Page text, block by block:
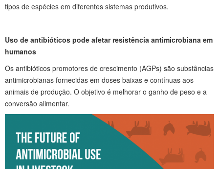
tipos de espécies em diferentes sistemas produtivos.
Uso de antibióticos pode afetar resistência antimicrobiana em
humanos
Os antibióticos promotores de crescimento (AGPs) são substâncias
antimicrobianas fornecidas em doses baixas e contínuas aos
animais de produção. O objetivo é melhorar o ganho de peso e a
conversão alimentar.